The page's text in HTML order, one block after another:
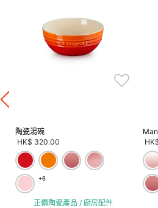
陶瓷湯碗
HK$ 320.00
+6
正價陶瓷產品 / 廚房配件